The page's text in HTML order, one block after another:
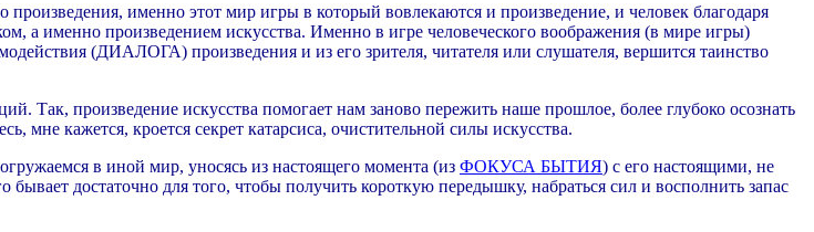
именно этот мир игры в который вовлекаются и произведение, и человек благодаря
а именно произведением искусства. Именно в игре человеческого воображения (в мире игры)
(ДИАЛОГА) произведения и из его зрителя, читателя или слушателя, вершится таинство
Так, произведение искусства помогает нам заново пережить наше прошлое, более глубоко осознать
мне кажется, кроется секрет катарсиса, очистительной силы искусства.
в иной мир, уносясь из настоящего момента (из ФОКУСА БЫТИЯ) с его настоящими, не
достаточно для того, чтобы получить короткую передышку, набраться сил и восполнить запас